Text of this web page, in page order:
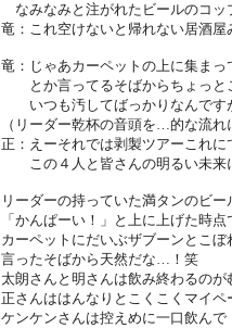
なみなみと注がれたビールのコッ
竜：これ空けないと帰れない居酒屋
竜：じゃあカーペットの上に集ま
とか言ってるそばからちょっと
いつも汚してばっかりなんです
（リーダー乾杯の音頭を…的な流れ
正：えーそれでは剥製ツアーこれに
この４人と皆さんの明るい未来
リーダーの持っていた満タンのビー
「かんぱーい！」と上に上げた時
カーペットにだいぶザブーンとこぼ
言ったそばから天然だな…！笑
太朗さんと明さんは飲み終わるの
正さんははんなりとこくこくマイ
ケンケンさんは控えめに一口飲んで